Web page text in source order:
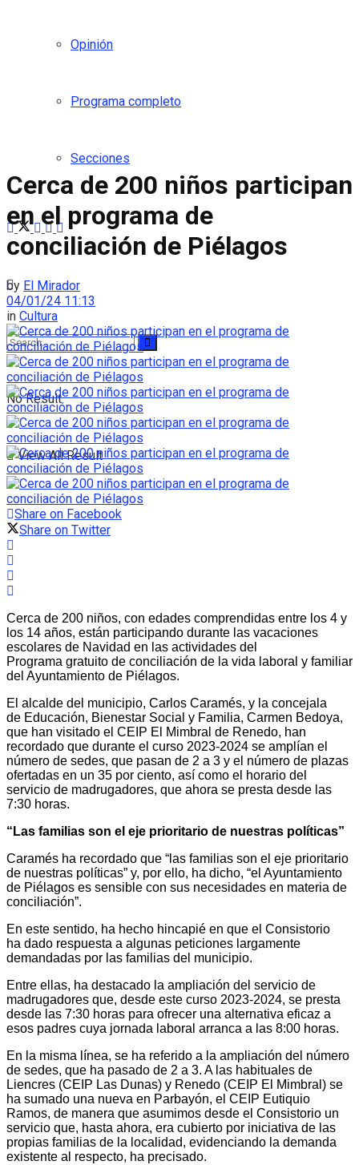
Opinión
Programa completo
Secciones
No Result
View All Result
Cerca de 200 niños participan
en el programa de
conciliación de Piélagos
by El Mirador
04/01/24 11:13
in Cultura
Share on Facebook
Share on Twitter
Cerca de 200 niños, con edades comprendidas entre los 4 y
los 14 años, están participando durante las vacaciones
escolares de Navidad en las actividades del
Programa gratuito de conciliación de la vida laboral y familiar
del Ayuntamiento de Piélagos.
El alcalde del municipio, Carlos Caramés, y la concejala
de Educación, Bienestar Social y Familia, Carmen Bedoya,
que han visitado el CEIP El Mimbral de Renedo, han
recordado que durante el curso 2023-2024 se amplían el
número de sedes, que pasan de 2 a 3 y el número de plazas
ofertadas en un 35 por ciento, así como el horario del
servicio de madrugadores, que ahora se presta desde las
7:30 horas.
“ Las familias son el eje prioritario de nuestras políticas”
Caramés ha recordado que “las familias son el eje prioritario
de nuestras políticas” y, por ello, ha dicho, “el Ayuntamiento
de Piélagos es sensible con sus necesidades en materia de
conciliación”.
En este sentido, ha hecho hincapié en que el Consistorio
ha dado respuesta a algunas peticiones largamente
demandadas por las familias del municipio.
Entre ellas, ha destacado la ampliación del servicio de
madrugadores que, desde este curso 2023-2024, se presta
desde las 7:30 horas para ofrecer una alternativa eficaz a
esos padres cuya jornada laboral arranca a las 8:00 horas.
En la misma línea, se ha referido a la ampliación del número
de sedes, que ha pasado de 2 a 3. A las habituales de
Liencres (CEIP Las Dunas) y Renedo (CEIP El Mimbral) se
ha sumado una nueva en Parbayón, el CEIP Eutiquio
Ramos, de manera que asumimos desde el Consistorio un
servicio que, hasta ahora, era cubierto por iniciativa de las
propias familias de la localidad, evidenciando la demanda
existente al respecto, ha precisado.